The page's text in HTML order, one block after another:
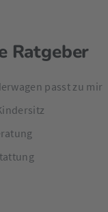
Ratgeber
passt zu mir